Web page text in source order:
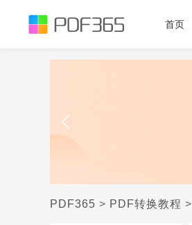
首页
PDF365 > PDF转换教程 >